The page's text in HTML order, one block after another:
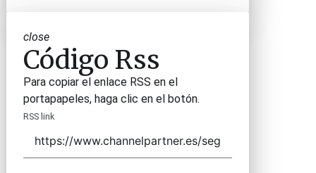
close
Código Rss
Para copiar el enlace RSS en el
portapapeles, haga clic en el botón.
RSS link